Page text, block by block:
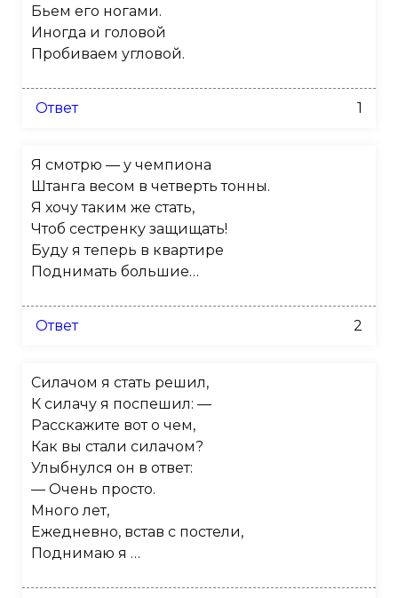
Бьем его ногами.
Иногда и головой
Пробиваем угловой.
Ответ 1
Я смотрю — у чемпиона
Штанга весом в четверть тонны.
Я хочу таким же стать,
Чтоб сестренку защищать!
Буду я теперь в квартире
Поднимать большие…
Ответ 2
Силачом я стать решил,
К силачу я поспешил: —
Расскажите вот о чем,
Как вы стали силачом?
Улыбнулся он в ответ:
— Очень просто.
Много лет,
Ежедневно, встав с постели,
Поднимаю я …